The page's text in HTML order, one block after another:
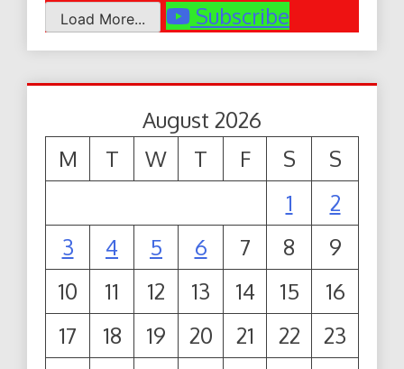
Load More... Subscribe
August 2026
M
T W T F S
S
1
2
3
4 5 6 7 8
9
10
11 12 13 14 15
16
17
18 19 20 21 22
23